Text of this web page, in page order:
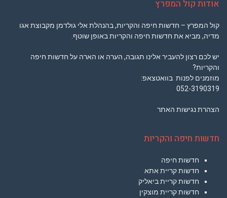
אודות קול המפרץ
קול המפרץ – חדשות חיפה והקריות, בהנהלת אלי גולדמן מקבוצת אגו
מדיה, מביא את חדשות חיפה והקריות באופן שוטף.
יש לכם רצון להעביר אלינו תגובה, הערה או הארה על חדשות חיפה
והקריות?
מוזמנים לפנות בוואטצאפ:
052-3190319
הצהרת נגישות האתר
חדשות חיפה והקריות
חדשות חיפה
חדשות קריית אתא
חדשות קריית ביאליק
חדשות קריית מוצקין